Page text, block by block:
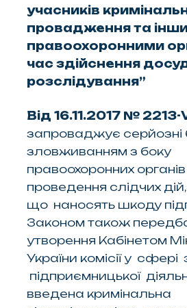
учасників
провадження та
правоохоронними
час здійснення
розслідування”
Від 16.11.2017 № 2213-
запроваджує серйозні
зловживанням з боку
правоохоронних
проведення слідчих
що наносять шкоду
Законом також
утворення Кабінетом
України комісії у сфері
підприємницької
введена кримінальна